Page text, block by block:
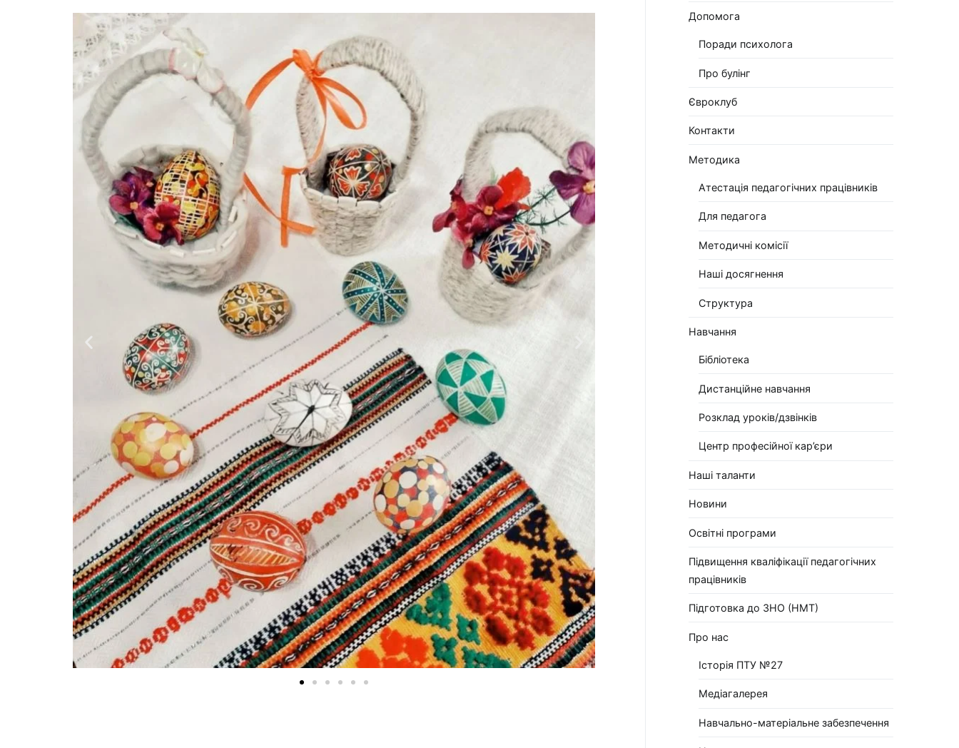
Допомога
Поради психолога
Про булінг
Євроклуб
Контакти
Методика
Атестація педагогічних працівників
Для педагога
Методичні комісії
Наші досягнення
Структура
Навчання
Бібліотека
Дистанційне навчання
Розклад уроків/дзвінків
Центр професійної кар’єри
Наші таланти
Новини
Освітні програми
Підвищення кваліфікації педагогічних
працівників
Підготовка до ЗНО (НМТ)
Про нас
Історія ПТУ №27
Медіагалерея
Навчально-матеріальне забезпечення